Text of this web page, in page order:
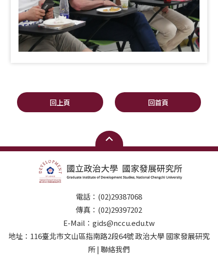
回上頁 回首頁
電話：(02)29387068
傳真：(02)29397202
E-Mail：gids@nccu.edu.tw
地址：116臺北市文山區指南路2段64號 政治大學 國家發展研究
所 | 聯絡我們